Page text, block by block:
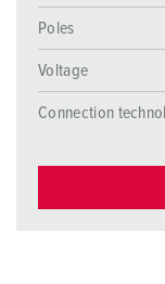
Poles
Voltage
Connection